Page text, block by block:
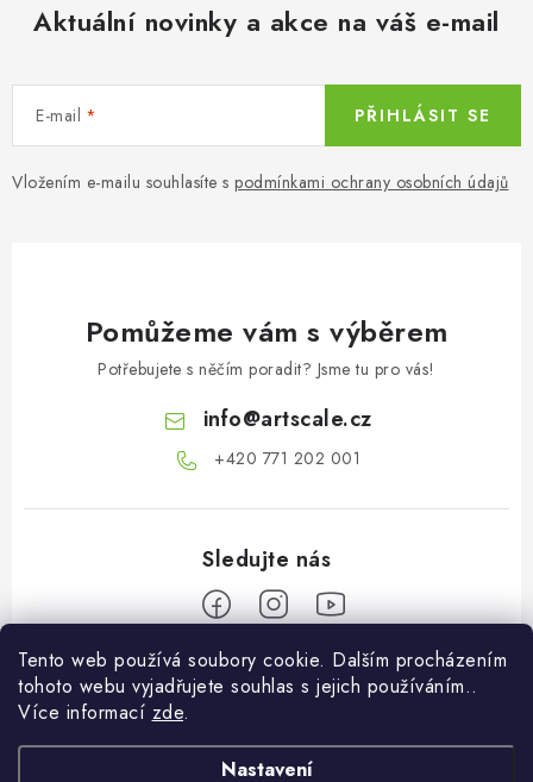
Tento web používá soubory cookie. Dalším procházením
tohoto webu vyjadřujete souhlas s jejich používáním..
Více informací zde.
Nastavení
Aktuální novinky a akce na váš e-mail
E-mail
Vložením e-mailu souhlasíte s podmínkami ochrany osobních údajů
PŘIHLÁSIT SE
Pomůžeme vám s výběrem
Potřebujete s něčím poradit? Jsme tu pro vás!
info@artscale.cz
+420 771 202 001​
Informace pro vás